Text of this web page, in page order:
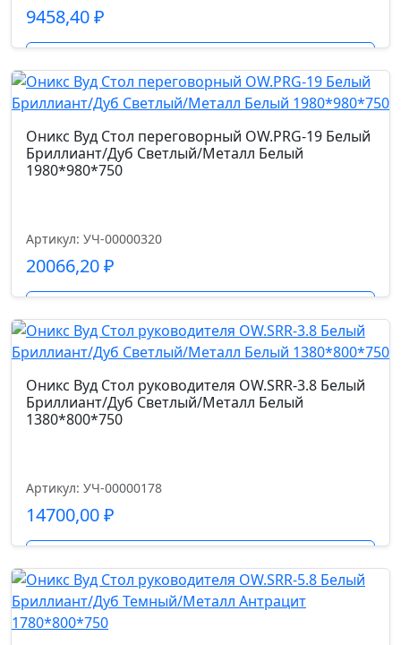
Китай
Допустимая нагрузка кг.
120.0
Код цвета
экокожа (LFP3-01)
68*68*103-113
50.0
Глубина сиденья см.
47
60
Высота подлокотников от пола см.
63-73
9458,40₽
Оникс Вуд Стол переговорный OW.PRG-19 Белый
Бриллиант/Дуб Светлый/Металл Белый
1980*980*750
Артикул: УЧ-00000320
20066,20₽
Оникс Вуд Стол руководителя OW.SRR-3.8 Белый
Бриллиант/Дуб Светлый/Металл Белый
1380*800*750
Артикул: УЧ-00000178
14700,00₽